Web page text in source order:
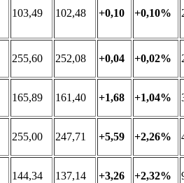
103,49 102,48 +0,10 +0,10%
255,60 252,08 +0,04 +0,02%
165,89 161,40 +1,68 +1,04%
255,00 247,71 +5,59 +2,26%
144,34 137,14 +3,26 +2,32%